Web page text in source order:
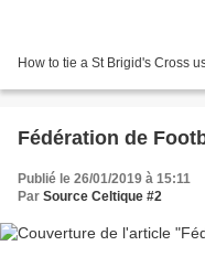
How to tie a St Brigid's Cross
Fédération de
Publié le 26/01/2019 à 15:11
Par Source Celtique #2